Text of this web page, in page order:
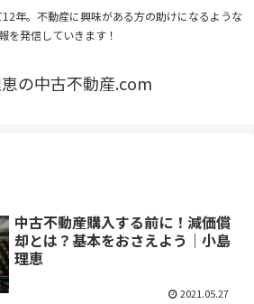
年。不動産に興味がある方の助けになるような
を発信していきます！
の中古不動産.com
中古不動産購入する前に！減価償
却とは？基本をおさえよう｜小島
理恵
2021.05.27